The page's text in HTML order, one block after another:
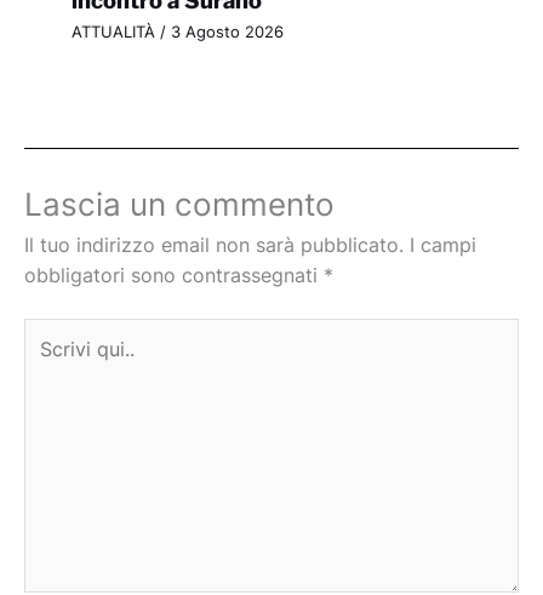
ATTUALITÀ/ 3 Agosto 2026
Lascia un commento
Il tuo indirizzo email non sarà pubblicato. I campi
obbligatori sono contrassegnati *
qui..